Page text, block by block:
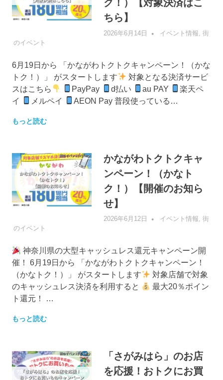
ク！）【対象決済はこ
ちら】
2026年6月14日 管理者
イベント情報 街
のイベント
6月19日から 「かながわトクトクキャンペーン！（かな
トク！）」 がスタートします
対象となる決済サービ
スはこちら
PayPay d払い au PAY
楽天ペ
イ
メルペイ AEON Pay 普段使っている…
もっと読む
かながわトクトクキャ
ンペーン！（かなト
ク！）【開催のお知ら
せ】
2026年6月12日 管理者
イベント情報, 街
のイベント
神奈川県の大型キャッシュレス還元キャンペーン開
催！ 6月19日から 「かながわトクトクキャンペーン！
（かなトク！）」 がスタートします
対象店舗で対象
のキャッシュレス決済を利用すると
最大20％ポイン
ト還元！ …
もっと読む
「さがみはら」のお店
を応援！おトクにお買